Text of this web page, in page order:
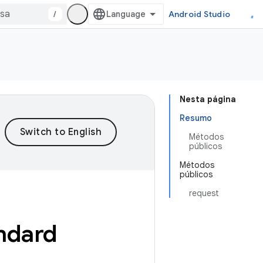
/ Android Studio
Nesta página
Resumo
Métodos
públicos
Métodos
públicos
request